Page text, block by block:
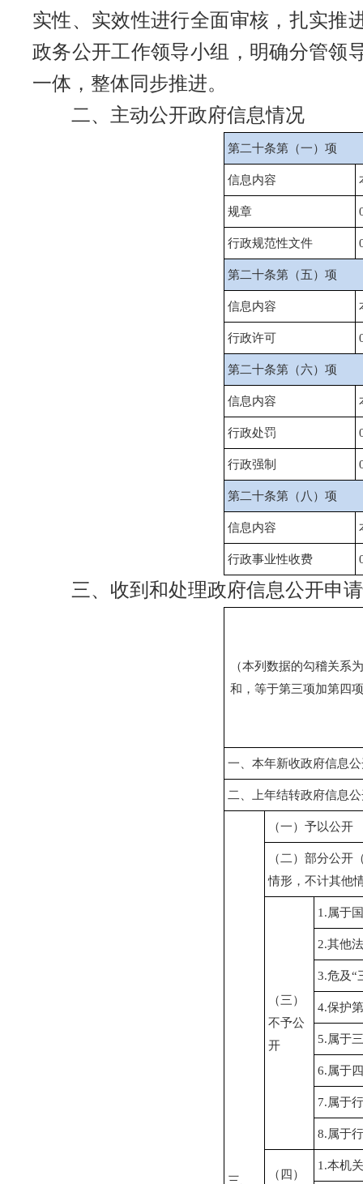
实性、实效性进行全面审核，扎实推
政务公开工作领导小组，明确分管领
一体，整体同步推进。
二、主动公开政府信息情况
第二十条第（一）项
信息内容
规章
行政规范性文件
第二十条第（五）项
信息内容
行政许可
第二十条第（六）项
信息内容
行政处罚
行政强制
第二十条第（八）项
信息内容
行政事业性收费
三、收到和处理政府信息公开申
（本列数据的勾稽关系
和，等于第三项加第四
一、本年新收政府信息
二、上年结转政府信息
三、
（一）予以公开
（二）部分公开
情形，不计其他
（三）
不予公
开
1.属于
2.其他
3.危及“
4.保护
5.属于
6.属于
7.属于
8.属于
（四）
1.本机